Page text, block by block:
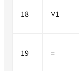
18 ˅1
19 =